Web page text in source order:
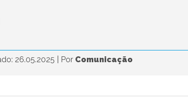
26.05.2025 Por Comunicação